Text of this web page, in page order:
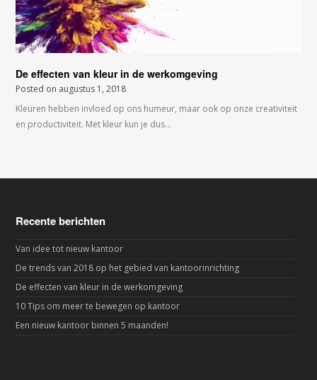
De effecten van kleur in de werkomgeving
Posted on augustus 1, 2018
Kleuren hebben invloed op ons humeur, maar ook op onze creativiteit
en productiviteit. Met kleur kun je dus…
Recente berichten
Van idee tot nieuw kantoor
De trends van 2018 op het gebied van kantoorinrichting
De effecten van kleur in de werkomgeving
10 Tips om meer te bewegen op kantoor
Een nieuw kantoor binnen 5 maanden!